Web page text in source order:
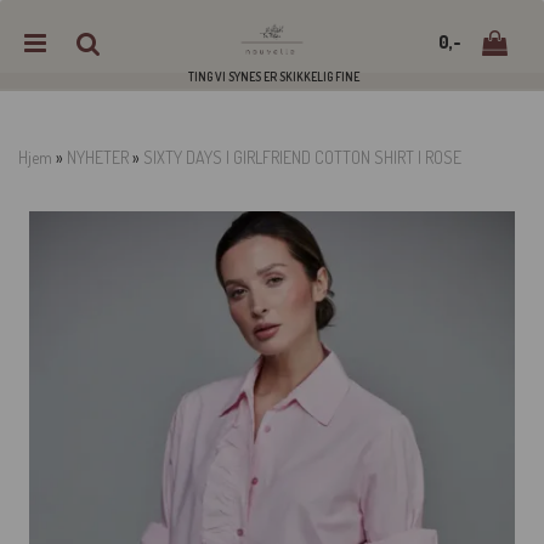
0,-
TING VI SYNES ER SKIKKELIG FINE
Hjem » NYHETER» SIXTY DAYS | GIRLFRIEND COTTON SHIRT | ROSE